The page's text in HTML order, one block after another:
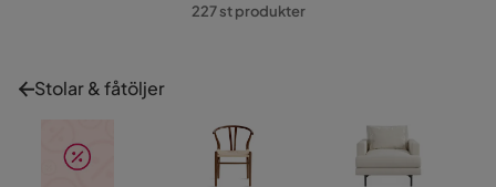
227 st produkter
Stolar & fåtöljer